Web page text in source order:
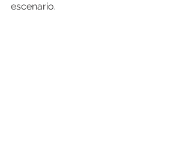
escenario.